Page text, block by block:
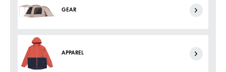
GEAR
APPAREL